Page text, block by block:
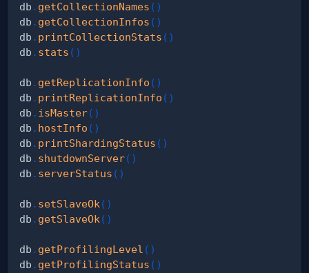
db . getCollectionNames ( )
db . getCollectionInfos ( )
db . printCollectionStats ( )
db . stats ( )
db . getReplicationInfo ( )
db . printReplicationInfo ( )
db . isMaster( )
db . hostInfo ( )
db . printShardingStatus ( )
db . shutdownServer( )
db . serverStatus ( )
db . setSlaveOk ( )
db . getSlaveOk ( )
db . getProfilingLevel ( )
db . getProfilingStatus ( )